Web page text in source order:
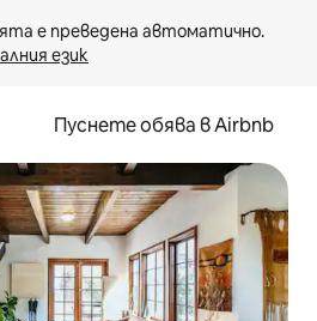
език
Пуснете обява в Airbnb